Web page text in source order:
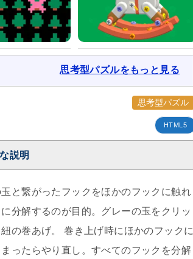
思考型パズルをもっと見る
思考型パズル
HTML5
説明
玉と繋がったフックをほかのフックに触れ
分解するのが目的。グレーの玉をクリッ
の巻あげ。 巻き上げ時にほかのフックに
ったらやり直し。すべてのフックを分解